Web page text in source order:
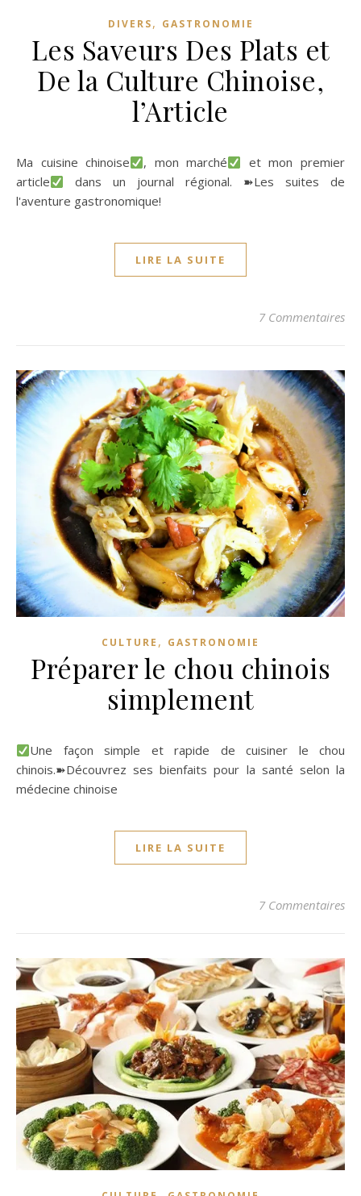
DIVERS, GASTRONOMIE
Les Saveurs Des Plats et
De la Culture Chinoise,
l’Article
Ma cuisine chinoise , mon marché
et mon premier
article
dans un journal régional. ➽Les suites de
l'aventure gastronomique!
LIRE LA SUITE
7 Commentaires
CULTURE , GASTRONOMIE
Préparer le chou chinois
simplement
Une façon simple et rapide de cuisiner le chou
chinois.➽Découvrez ses bienfaits pour la santé selon la
médecine chinoise
LIRE LA SUITE
7 Commentaires